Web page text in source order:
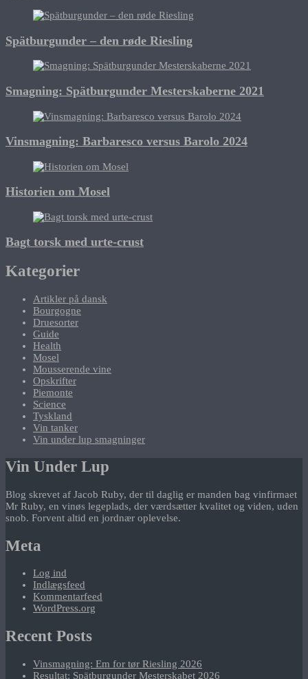
Spätburgunder – den røde Riesling
Smagning: Spätburgunder Mesterskaberne 2021
Vinsmagning: Barbaresco versus Barolo 2024
Historien om Mosel
Bagt torsk med urte-crust
Kategorier
Artikler på dansk
Bourgogne
Druesorter
Guide
Health
Mosel
Mousserende vine
Opskrifter
Piemonte
Science
Tyskland
Vin tanker
Vin under lup smagninger
Vin Under Lup
Blog skrevet af Jacob Ruby, der til daglig er manden bag vinfirmaet
Mr Ruby, en vinøs legeplads, der værdsætter kvalitet og viden, uden
snob. Forvent altid en jordnær oplevelse.
Meta
Log ind
Indlægsfeed
Kommentarfeed
WordPress.org
Recent Posts
Vinsmagning: Em for tør Riesling 2026
Resultat: Spätburgunder Mesterskabet 2026